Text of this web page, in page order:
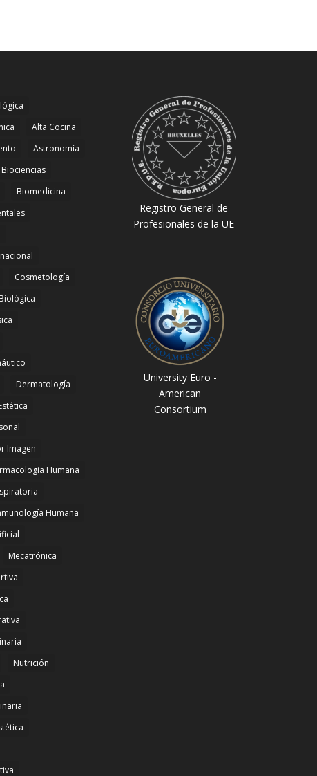
Alta Cocina
Astronomía
Biociencias
Biomedicina
Cosmetología
Dermatología
Imagen
Humana
Humana
Mecatrónica
Nutrición
Registro General de
Profesionales de la UE
University Euro -
American
Consortium